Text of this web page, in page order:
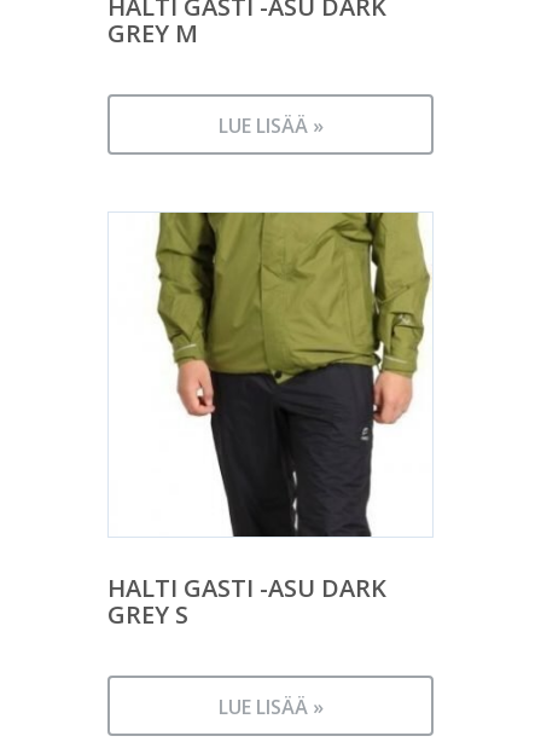
HALTI GASTI -ASU DARK
GREY M
LUE LISÄÄ »
HALTI GASTI -ASU DARK
GREY S
LUE LISÄÄ »